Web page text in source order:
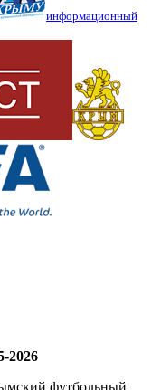
информационный
2026